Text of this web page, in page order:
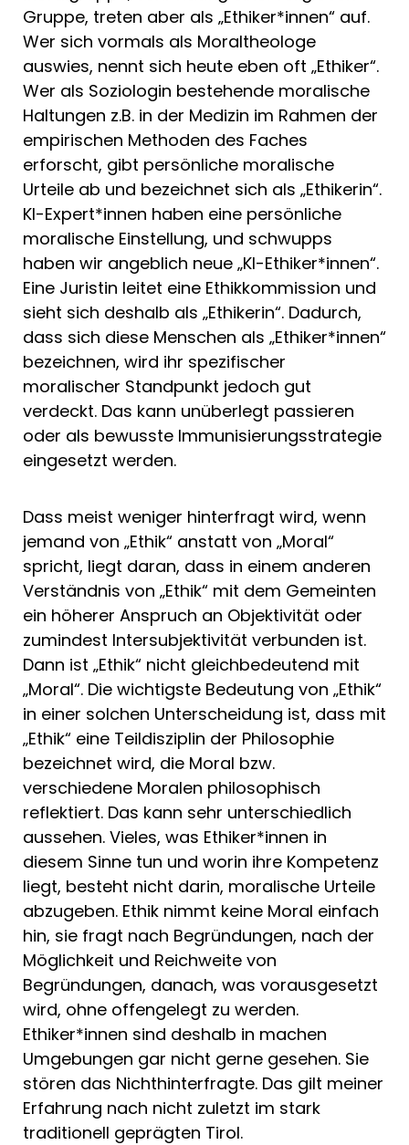
Gruppe, treten aber als „Ethiker*innen“ auf.
Wer sich vormals als Moraltheologe
auswies, nennt sich heute eben oft „Ethiker“.
Wer als Soziologin bestehende moralische
Haltungen z.B. in der Medizin im Rahmen der
empirischen Methoden des Faches
erforscht, gibt persönliche moralische
Urteile ab und bezeichnet sich als „Ethikerin“.
KI-Expert*innen haben eine persönliche
moralische Einstellung, und schwupps
haben wir angeblich neue „KI-Ethiker*innen“.
Eine Juristin leitet eine Ethikkommission und
sieht sich deshalb als „Ethikerin“. Dadurch,
dass sich diese Menschen als „Ethiker*innen“
bezeichnen, wird ihr spezifischer
moralischer Standpunkt jedoch gut
verdeckt. Das kann unüberlegt passieren
oder als bewusste Immunisierungsstrategie
eingesetzt werden.
Dass meist weniger hinterfragt wird, wenn
jemand von „Ethik“ anstatt von „Moral“
spricht, liegt daran, dass in einem anderen
Verständnis von „Ethik“ mit dem Gemeinten
ein höherer Anspruch an Objektivität oder
zumindest Intersubjektivität verbunden ist.
Dann ist „Ethik“ nicht gleichbedeutend mit
„Moral“. Die wichtigste Bedeutung von „Ethik“
in einer solchen Unterscheidung ist, dass mit
„Ethik“ eine Teildisziplin der Philosophie
bezeichnet wird, die Moral bzw.
verschiedene Moralen philosophisch
reflektiert. Das kann sehr unterschiedlich
aussehen. Vieles, was Ethiker*innen in
diesem Sinne tun und worin ihre Kompetenz
liegt, besteht nicht darin, moralische Urteile
abzugeben. Ethik nimmt keine Moral einfach
hin, sie fragt nach Begründungen, nach der
Möglichkeit und Reichweite von
Begründungen, danach, was vorausgesetzt
wird, ohne offengelegt zu werden.
Ethiker*innen sind deshalb in machen
Umgebungen gar nicht gerne gesehen. Sie
stören das Nichthinterfragte. Das gilt meiner
Erfahrung nach nicht zuletzt im stark
traditionell geprägten Tirol.